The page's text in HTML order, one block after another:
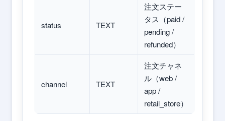
status TEXT
注文ステー
タス（paid /
pending /
refunded）
channel TEXT
注文チャネ
ル（web /
app /
retail_store）